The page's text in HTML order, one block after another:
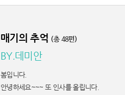
매기의 추억 (총 48편)
BY.데미안
봄입니다.
안녕하세요~~~ 또 인사를 올립니다.